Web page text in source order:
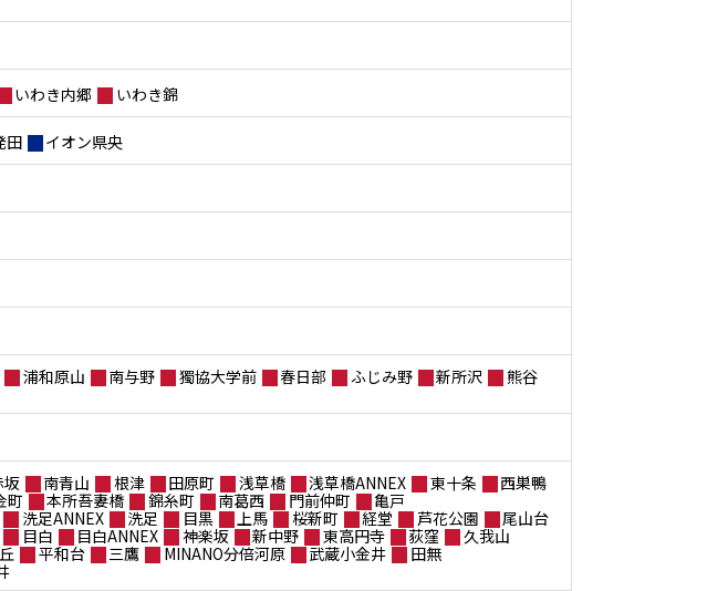
いわき内郷 いわき錦
田 イオン県央
浦和原山 南与野 獨協大学前 春日部 ふじみ野 新所沢
熊谷
坂 南青山 根津 田原町 浅草橋 浅草橋ANNEX 東十条
西巣鴨
町 本所吾妻橋 錦糸町 南葛西 門前仲町
亀戸
洗足ANNEX 洗足 目黒 上馬 桜新町 経堂 芦花公園
尾山台
目白 目白ANNEX 神楽坂 新中野 東高円寺 荻窪
久我山
平和台 三鷹 MINANO分倍河原 武蔵小金井
田無